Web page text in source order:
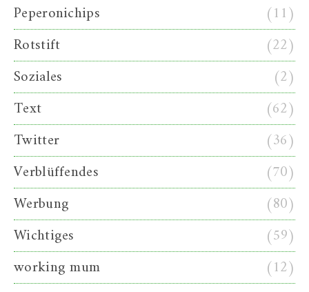
Peperonichips
(11)
Rotstift
(22)
Soziales
(2)
Text
(62)
Twitter
(36)
Verblüffendes
(70)
Werbung
(80)
Wichtiges
(59)
working mum
(12)